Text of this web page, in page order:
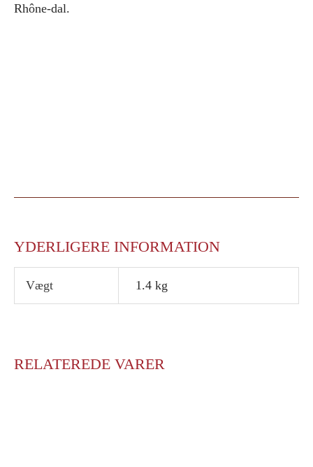
Rhône-dal.
YDERLIGERE INFORMATION
Vægt 1.4 kg
RELATEREDE VARER